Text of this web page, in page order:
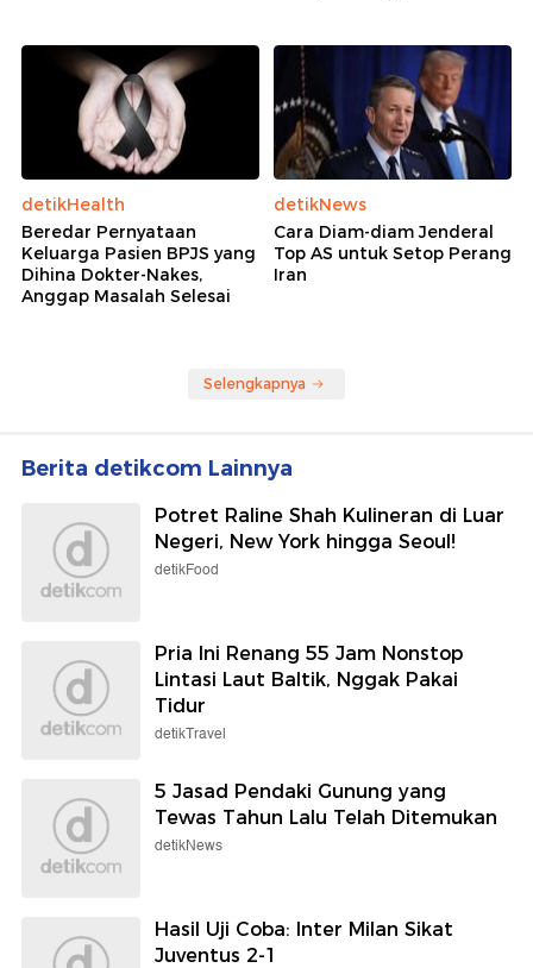
detikHealth
Beredar Pernyataan
Keluarga Pasien BPJS yang
Dihina Dokter-Nakes,
Anggap Masalah Selesai
detikNews
Cara Diam-diam Jenderal
Top AS untuk Setop Perang
Iran
Selengkapnya
Berita detikcom Lainnya
Potret Raline Shah Kulineran di Luar
Negeri, New York hingga Seoul!
detikFood
Pria Ini Renang 55 Jam Nonstop
Lintasi Laut Baltik, Nggak Pakai
Tidur
detikTravel
5 Jasad Pendaki Gunung yang
Tewas Tahun Lalu Telah Ditemukan
detikNews
Hasil Uji Coba: Inter Milan Sikat
Juventus 2-1